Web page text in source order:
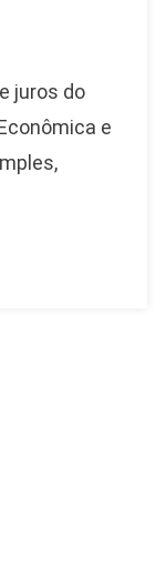
juros do
e